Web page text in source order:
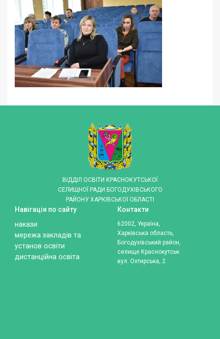
ВІДДІЛ ОСВІТИ КРАСНОКУТСЬКОЇ
СЕЛИЩНОЇ РАДИ БОГОДУХІВСЬКОГО
РАЙОНУ ХАРКІВСЬКОЇ ОБЛАСТІ
Навігація по сайту
накази
мережа закладів та
установ освіти
дистанційна освіта
Контакти
62002, Україна,
Харківська область,
Богодухівський район,
селище Краснокутськ
вул. Охтирська, 2